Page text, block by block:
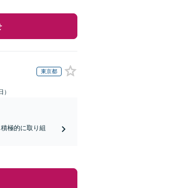
東京都
極的に取り組